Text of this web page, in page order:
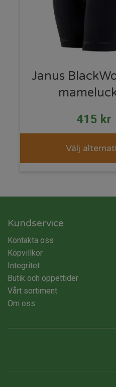
Janus
415 kr
Välj
Kundservice
Kontakta oss
Köpvillkor
Integritet
Butik och öppettider
Vårt sortiment
Om oss